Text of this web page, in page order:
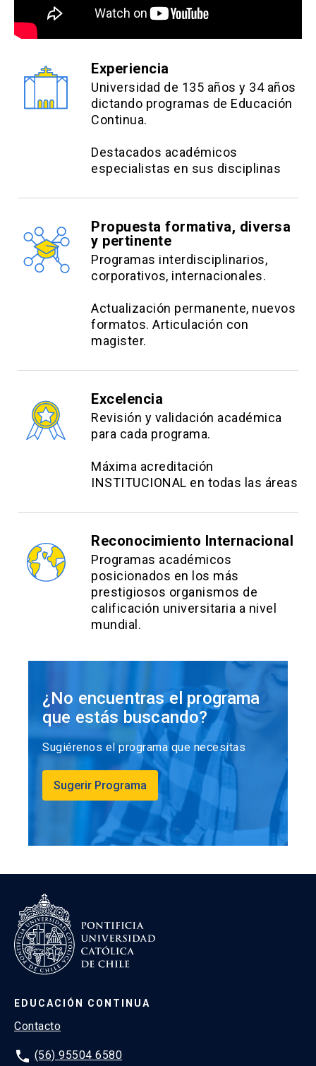
Experiencia
Universidad de 135 años y 34 años
dictando programas de Educación
Continua.
Destacados académicos
especialistas en sus disciplinas
Propuesta formativa, diversa
y pertinente
Programas interdisciplinarios,
corporativos, internacionales.
Actualización permanente, nuevos
formatos. Articulación con
magister.
Excelencia
Revisión y validación académica
para cada programa.
Máxima acreditación
INSTITUCIONAL en todas las áreas
Reconocimiento Internacional
Programas académicos
posicionados en los más
prestigiosos organismos de
calificación universitaria a nivel
mundial.
¿No encuentras el programa
que estás buscando?
Sugiérenos el programa que necesitas
Sugerir Programa
EDUCACIÓN CONTINUA
Contacto
phone (56) 95504 6580